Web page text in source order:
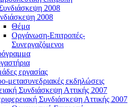
2008
2008
Θέμα
Οργάνωση-Επιτροπές-
Συνεργαζόμενοι
εργασίας
μετασυνεδριακές εκδηλώσεις
Συνδιάσκεψη Αττικής 2007
Συνδιάσκεψη Αττικής 2007